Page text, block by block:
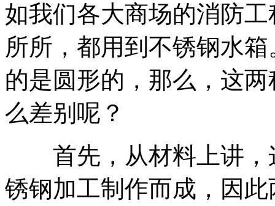
如我们各大商场的消防
所所，都用到不锈钢水
的是圆形的，那么，这
么差别呢？
首先，从材料上讲，
锈钢加工制作而成，因